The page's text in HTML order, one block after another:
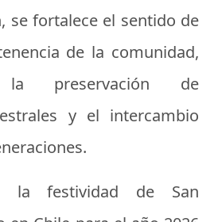
se fortalece el sentido de
de la comunidad,
la preservación de
y el intercambio
la festividad de San